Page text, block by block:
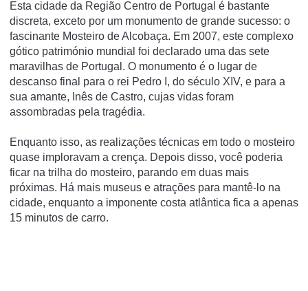
Esta cidade da Região Centro de Portugal é bastante
discreta, exceto por um monumento de grande sucesso: o
fascinante Mosteiro de Alcobaça. Em 2007, este complexo
gótico património mundial foi declarado uma das sete
maravilhas de Portugal. O monumento é o lugar de
descanso final para o rei Pedro I, do século XIV, e para a
sua amante, Inês de Castro, cujas vidas foram
assombradas pela tragédia.
Enquanto isso, as realizações técnicas em todo o mosteiro
quase imploravam a crença. Depois disso, você poderia
ficar na trilha do mosteiro, parando em duas mais
próximas. Há mais museus e atrações para mantê-lo na
cidade, enquanto a imponente costa atlântica fica a apenas
15 minutos de carro.